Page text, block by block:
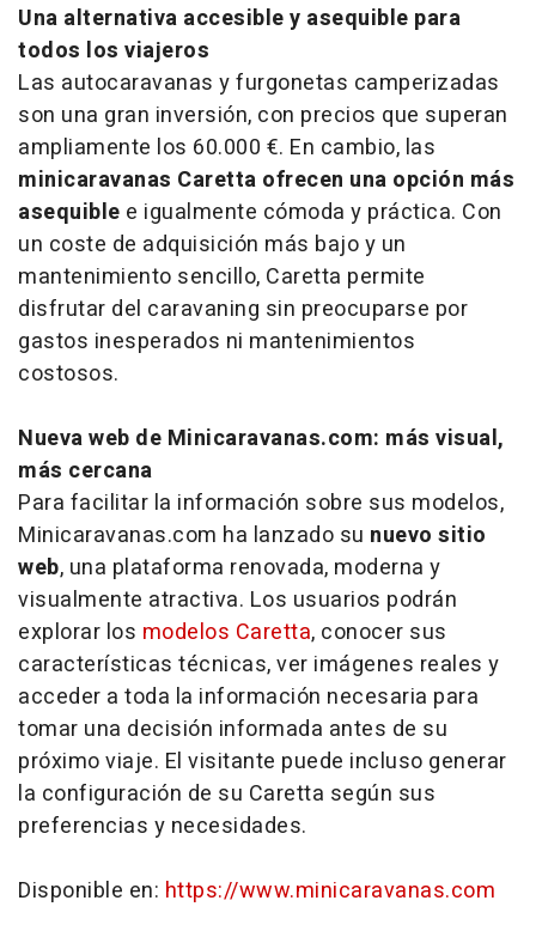
Una alternativa accesible y asequible para
todos los viajeros
Las autocaravanas y furgonetas camperizadas
son una gran inversión, con precios que superan
ampliamente los 60.000 €. En cambio, las
minicaravanas Caretta ofrecen una opción más
asequible e igualmente cómoda y práctica. Con
un coste de adquisición más bajo y un
mantenimiento sencillo, Caretta permite
disfrutar del caravaning sin preocuparse por
gastos inesperados ni mantenimientos
costosos.
Nueva web de Minicaravanas.com: más visual,
más cercana
Para facilitar la información sobre sus modelos,
Minicaravanas.com ha lanzado su nuevo sitio
web, una plataforma renovada, moderna y
visualmente atractiva. Los usuarios podrán
explorar los modelos Caretta, conocer sus
características técnicas, ver imágenes reales y
acceder a toda la información necesaria para
tomar una decisión informada antes de su
próximo viaje. El visitante puede incluso generar
la configuración de su Caretta según sus
preferencias y necesidades.
Disponible en: https://www.minicaravanas.com